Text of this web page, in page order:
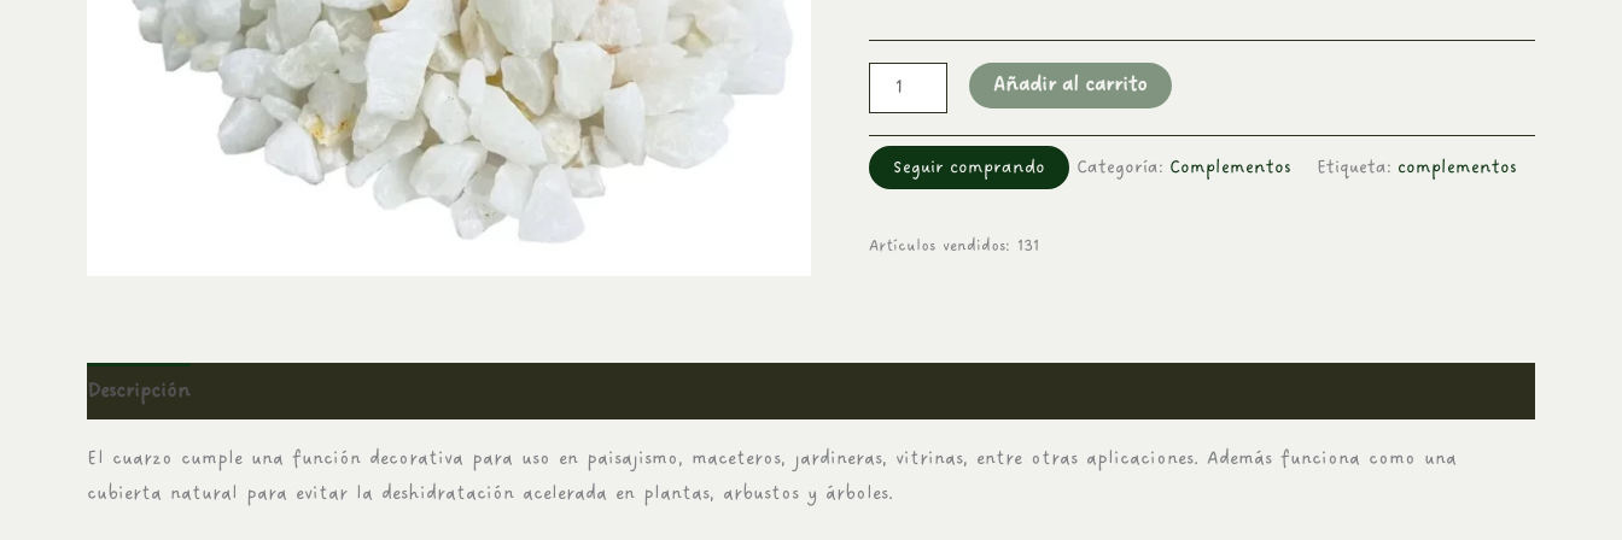
Añadir al carrito
Seguir comprando Categoría: Complementos Etiqueta: complementos
Artículos vendidos: 131
Descripción
El cuarzo cumple una función decorativa para uso en paisajismo, maceteros, jardineras, vitrinas, entre otras aplicaciones. Además funciona como una
cubierta natural para evitar la deshidratación acelerada en plantas, arbustos y árboles.